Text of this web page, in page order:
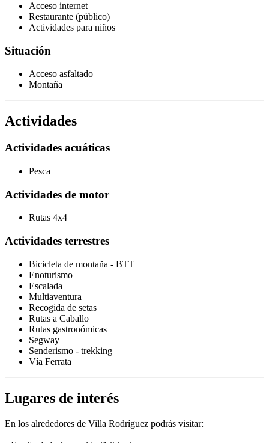
Acceso internet
Restaurante (público)
Actividades para niños
Situación
Acceso asfaltado
Montaña
Actividades
Actividades acuáticas
Pesca
Actividades de motor
Rutas 4x4
Actividades terrestres
Bicicleta de montaña - BTT
Enoturismo
Escalada
Multiaventura
Recogida de setas
Rutas a Caballo
Rutas gastronómicas
Segway
Senderismo - trekking
Vía Ferrata
Lugares de interés
En los alrededores de Villa Rodríguez podrás visitar: